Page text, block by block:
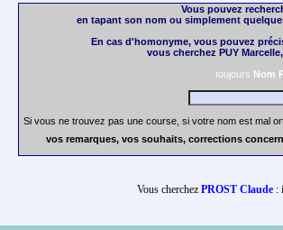
Vous pouvez
en tapant son nom ou simplement
En cas d'homonyme, vous pouvez
vous cherchez PUY
toujours Nom
Si vous ne trouvez pas une course, si votre nom est mal
vos remarques, vos souhaits, corrections
Vous cherchez PROST Claude :